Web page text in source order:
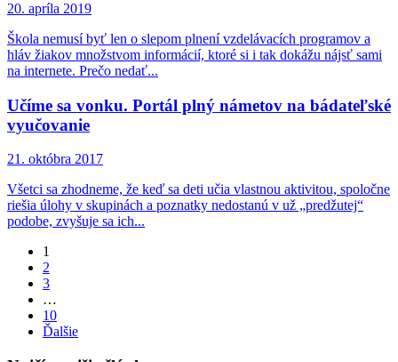
20. apríla 2019
Škola nemusí byť len o slepom plnení vzdelávacích programov a
hláv žiakov množstvom informácií, ktoré si i tak dokážu nájsť sami
na internete. Prečo nedať...
Učíme sa vonku. Portál plný námetov na bádateľské
vyučovanie
21. októbra 2017
Všetci sa zhodneme, že keď sa deti učia vlastnou aktivitou, spoločne
riešia úlohy v skupinách a poznatky nedostanú v už „predžutej“
podobe, zvyšuje sa ich...
Page
1
Page
2
Page
3
…
Page
10
Ďalšie